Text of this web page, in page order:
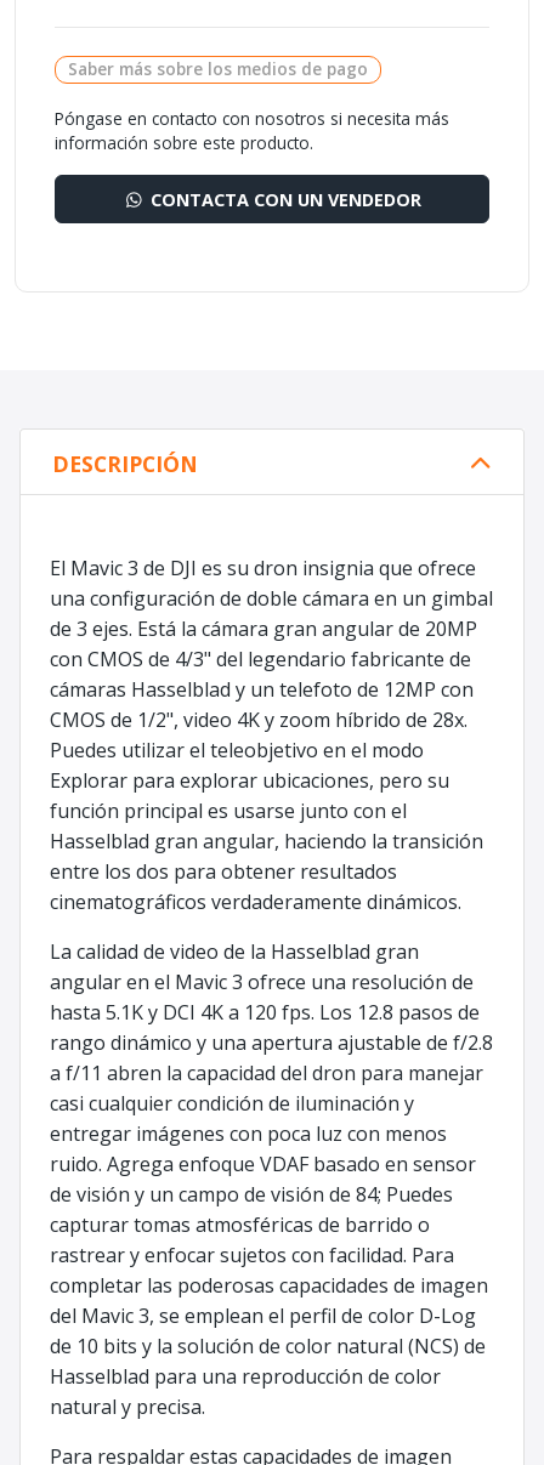
Saber más sobre los medios de pago
Póngase en contacto con nosotros si necesita más
información sobre este producto.
CONTACTA CON UN VENDEDOR
DESCRIPCIÓN
El Mavic 3 de DJI es su dron insignia que ofrece
una configuración de doble cámara en un gimbal
de 3 ejes. Está la cámara gran angular de 20MP
con CMOS de 4/3" del legendario fabricante de
cámaras Hasselblad y un telefoto de 12MP con
CMOS de 1/2", video 4K y zoom híbrido de 28x.
Puedes utilizar el teleobjetivo en el modo
Explorar para explorar ubicaciones, pero su
función principal es usarse junto con el
Hasselblad gran angular, haciendo la transición
entre los dos para obtener resultados
cinematográficos verdaderamente dinámicos.
La calidad de video de la Hasselblad gran
angular en el Mavic 3 ofrece una resolución de
hasta 5.1K y DCI 4K a 120 fps. Los 12.8 pasos de
rango dinámico y una apertura ajustable de f/2.8
a f/11 abren la capacidad del dron para manejar
casi cualquier condición de iluminación y
entregar imágenes con poca luz con menos
ruido. Agrega enfoque VDAF basado en sensor
de visión y un campo de visión de 84; Puedes
capturar tomas atmosféricas de barrido o
rastrear y enfocar sujetos con facilidad. Para
completar las poderosas capacidades de imagen
del Mavic 3, se emplean el perfil de color D-Log
de 10 bits y la solución de color natural (NCS) de
Hasselblad para una reproducción de color
natural y precisa.
Para respaldar estas capacidades de imagen